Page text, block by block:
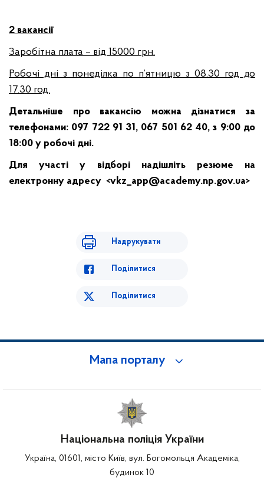
2 вакансії
Заробітна плата – від 15000 грн.
Робочі дні з понеділка по п’ятницю з 08.30 год до
17.30 год.
Детальніше про вакансію можна дізнатися за
телефонами: 097 722 91 31, 067 501 62 40, з 9:00 до
18:00 у робочі дні.
Для участі у відборі надішліть резюме на
електронну адресу <vkz_app@academy.np.gov.ua>
Надрукувати
Поділитися
Поділитися
Мапа порталу
Національна поліція України
Україна, 01601, місто Київ, вул. Богомольця Академіка,
будинок 10